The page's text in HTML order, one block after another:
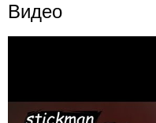
Видео